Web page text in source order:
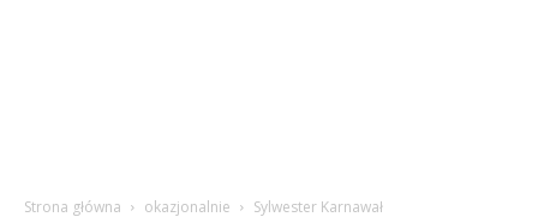
Strona główna okazjonalnie Sylwester Karnawał